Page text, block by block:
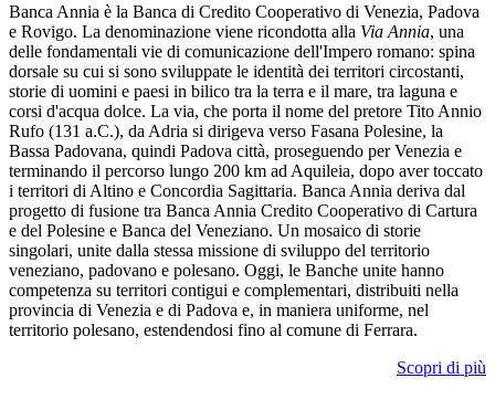
Banca Annia è la Banca di Credito Cooperativo di Venezia, Padova
e Rovigo. La denominazione viene ricondotta alla Via Annia, una
delle fondamentali vie di comunicazione dell'Impero romano: spina
dorsale su cui si sono sviluppate le identità dei territori circostanti,
storie di uomini e paesi in bilico tra la terra e il mare, tra laguna e
corsi d'acqua dolce. La via, che porta il nome del pretore Tito Annio
Rufo (131 a.C.), da Adria si dirigeva verso Fasana Polesine, la
Bassa Padovana, quindi Padova città, proseguendo per Venezia e
terminando il percorso lungo 200 km ad Aquileia, dopo aver toccato
i territori di Altino e Concordia Sagittaria. Banca Annia deriva dal
progetto di fusione tra Banca Annia Credito Cooperativo di Cartura
e del Polesine e Banca del Veneziano. Un mosaico di storie
singolari, unite dalla stessa missione di sviluppo del territorio
veneziano, padovano e polesano. Oggi, le Banche unite hanno
competenza su territori contigui e complementari, distribuiti nella
provincia di Venezia e di Padova e, in maniera uniforme, nel
territorio polesano, estendendosi fino al comune di Ferrara.
Scopri di più